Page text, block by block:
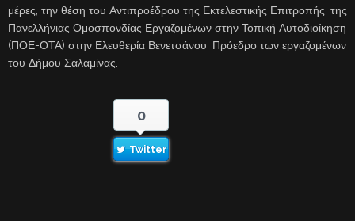
μέρες, την θέση του Αντιπροέδρου της Εκτελεστικής Επιτροπής, της
Πανελλήνιας Ομοσπονδίας Εργαζομένων στην Τοπική Αυτοδιοίκηση
(ΠΟΕ-ΟΤΑ) στην Ελευθερία Βενετσάνου, Πρόεδρο των εργαζομένων
του Δήμου Σαλαμίνας.
0
Twitter